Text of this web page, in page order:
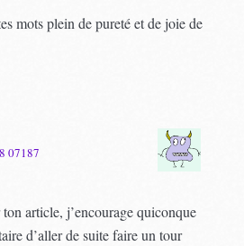
mots plein de pureté et de joie de
07187
article, j’encourage quiconque
d’aller de suite faire un tour